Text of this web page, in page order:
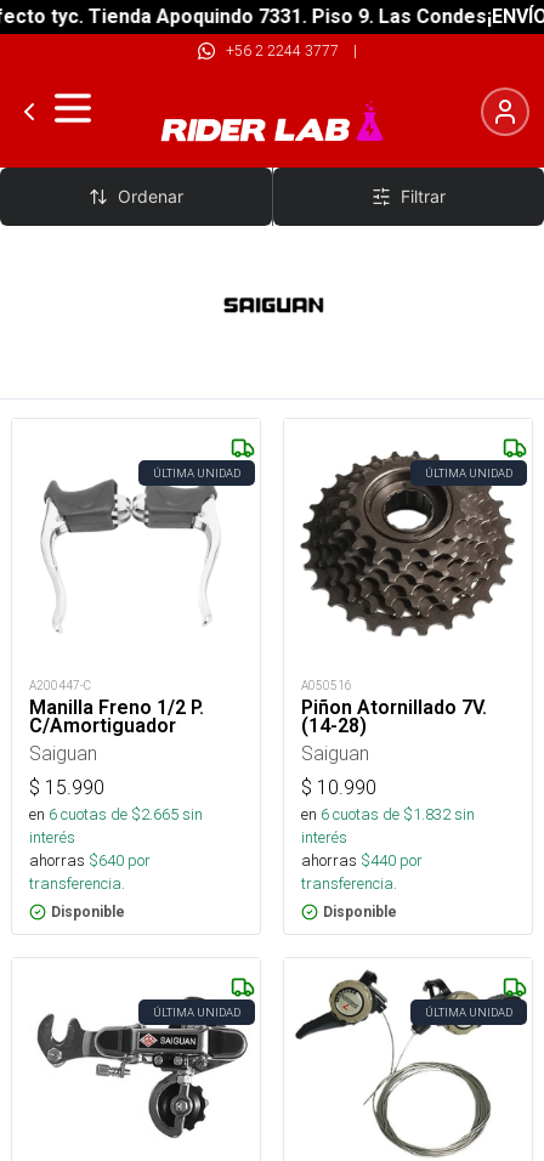
tyc. Tienda Apoquindo 7331. Piso 9. Las Condes
+56 2 2244 3777 |
Saiguan
Ordenar Filtrar
ÚLTIMA UNIDAD
A200447-C
Manilla Freno 1/2 P.
C/Amortiguador
Saiguan
$ 15.990
en 6cuotas de $2.665sin
interés
ahorras $640 por
transferencia.
Disponible
ÚLTIMA UNIDAD
A050516
Piñon Atornillado 7V.
(14-28)
Saiguan
$ 10.990
en 6cuotas de $1.832sin
interés
ahorras $440 por
transferencia.
Disponible
ÚLTIMA UNIDAD ÚLTIMA UNIDAD